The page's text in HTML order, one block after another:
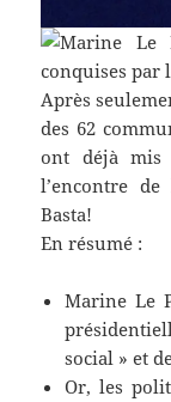
Après
des 62
ont déjà mis
l’encontre
Basta!
En résumé :
Marine Le
social » et
Or, les